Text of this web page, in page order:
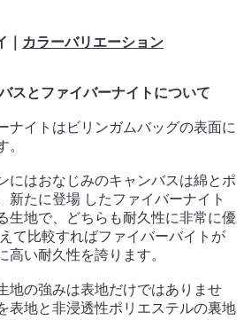
カラーバリエーション
スとファイバーナイトについて
ナイトはビリンガムバッグの表面に
。
にはおなじみのキャンバスは綿とポ
新たに登場 したファイバーナイト
生地で、どちらも耐久性に非常に優
て比較すればファイバーバイトが
高い耐久性を誇ります。
地の強みは表地だけではありませ
表地と非浸透性ポリエステルの裏地